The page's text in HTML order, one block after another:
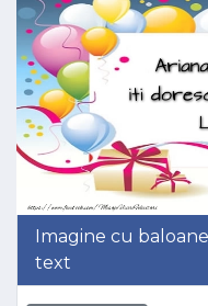
Imagine cu
text